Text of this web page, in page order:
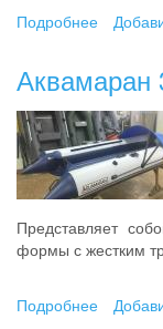
Подробнее
Представляет
формы с жестким
Подробнее